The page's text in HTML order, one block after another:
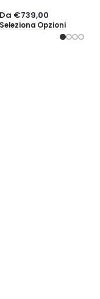
Da €739,00
Seleziona Opzioni